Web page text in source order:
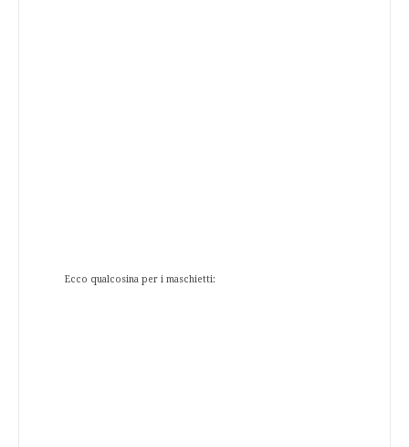
Ecco qualcosina per i maschietti: